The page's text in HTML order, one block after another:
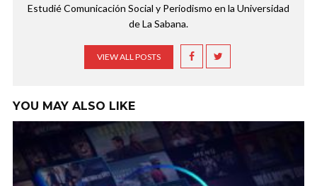
Estudié Comunicación Social y Periodismo en la Universidad
de La Sabana.
VIEW ALL POSTS
YOU MAY ALSO LIKE